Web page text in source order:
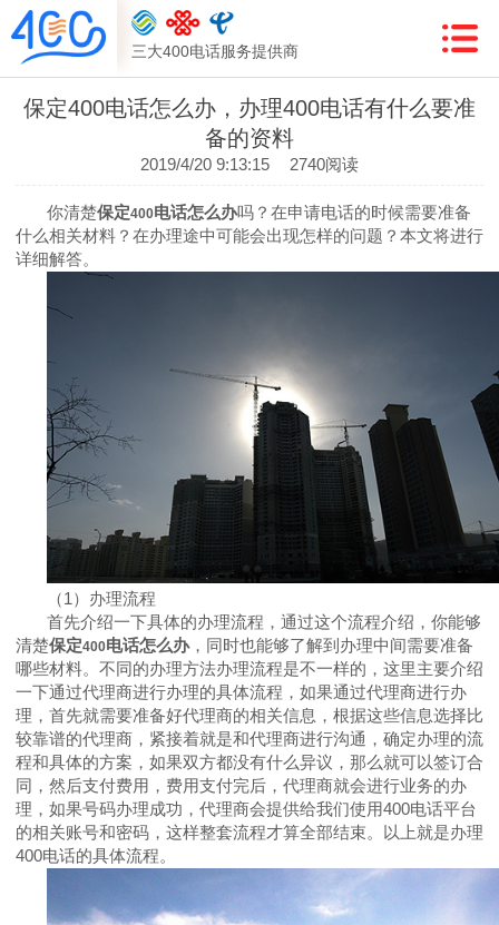
三大400电话服务提供商
保定400电话怎么办，办理400电话有什么要准
备的资料
2019/4/20 9:13:15 2740阅读
你清楚保定400电话怎么办吗？在申请电话的时候需要准备
什么相关材料？在办理途中可能会出现怎样的问题？本文将进行
详细解答。
（1 ）办理流程
首先介绍一下具体的办理流程，通过这个流程介绍，你能够
清楚保定400电话怎么办，同时也能够了解到办理中间需要准备
哪些材料。不同的办理方法办理流程是不一样的，这里主要介绍
一下通过代理商进行办理的具体流程，如果通过代理商进行办
理，首先就需要准备好代理商的相关信息，根据这些信息选择比
较靠谱的代理商，紧接着就是和代理商进行沟通，确定办理的流
程和具体的方案，如果双方都没有什么异议，那么就可以签订合
同，然后支付费用，费用支付完后，代理商就会进行业务的办
理，如果号码办理成功，代理商会提供给我们使用400电话平台
的相关账号和密码，这样整套流程才算全部结束。以上就是办理
400电话的具体流程。